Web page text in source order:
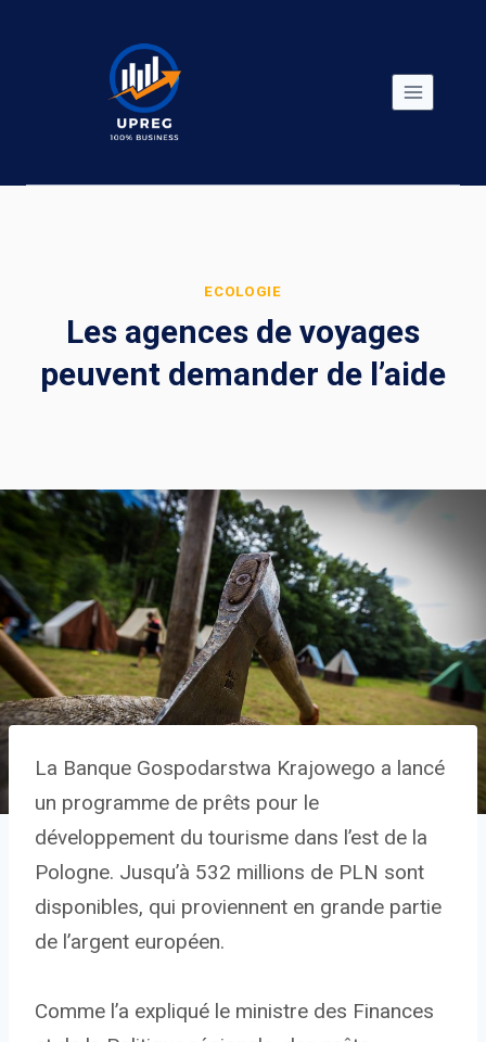
ECOLOGIE
Les agences de voyages
peuvent demander de l’aide
La Banque Gospodarstwa Krajowego a lancé
un programme de prêts pour le
développement du tourisme dans l’est de la
Pologne. Jusqu’à 532 millions de PLN sont
disponibles, qui proviennent en grande partie
de l’argent européen.
Comme l’a expliqué le ministre des Finances